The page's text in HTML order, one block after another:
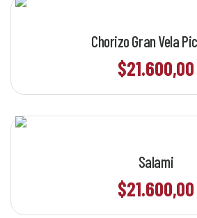
Chorizo Gran Vela
$21.600,00
Salami
$21.600,00